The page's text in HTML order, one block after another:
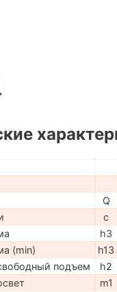
Q
c
h3
(min)
h13
подъем
h2
m1